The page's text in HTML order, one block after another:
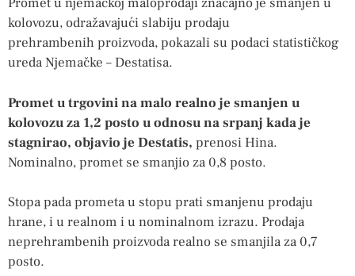
Promet u njemačkoj maloprodaji značajno je smanjen u
kolovozu, odražavajući slabiju prodaju
prehrambenih proizvoda, pokazali su podaci statističkog
ureda Njemačke – Destatisa.
Promet u trgovini na malo realno je smanjen u
kolovozu za 1,2 posto u odnosu na srpanj kada je
stagnirao, objavio je Destatis, prenosi Hina.
Nominalno, promet se smanjio za 0,8 posto.
Stopa pada prometa u stopu prati smanjenu prodaju
hrane, i u realnom i u nominalnom izrazu. Prodaja
neprehrambenih proizvoda realno se smanjila za 0,7
posto.